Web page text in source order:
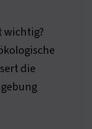
wichtig?
die